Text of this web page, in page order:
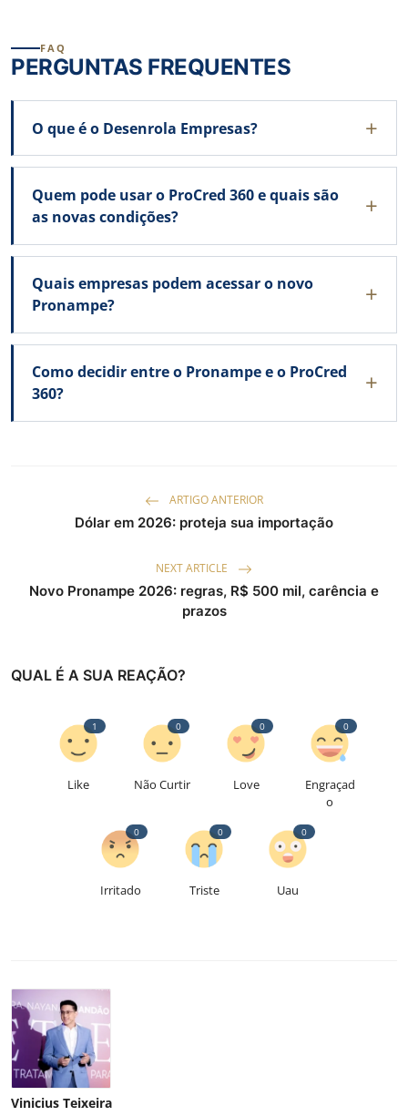
FAQ
PERGUNTAS FREQUENTES
O que é o Desenrola Empresas?
Quem pode usar o ProCred 360 e quais são
as novas condições?
Quais empresas podem acessar o novo
Pronampe?
Como decidir entre o Pronampe e o ProCred
360?
ARTIGO ANTERIOR
Dólar em 2026: proteja sua importação
NEXT ARTICLE
Novo Pronampe 2026: regras, R$ 500 mil, carência e
prazos
QUAL É A SUA REAÇÃO?
Like
1
Não Curtir
0
Love
0
Engraçad
o
0
Irritado
0
Triste
0
Uau
0
Vinicius Teixeira